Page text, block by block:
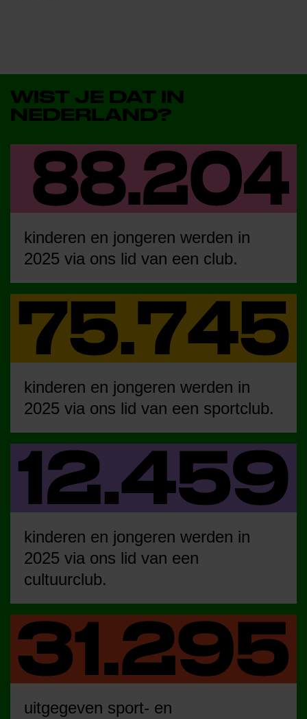
WIST JE DAT IN
NEDERLAND?
kinderen en jongeren werden in
2025 via ons lid van een club.
kinderen en jongeren werden in
2025 via ons lid van een sportclub.
kinderen en jongeren werden in
2025 via ons lid van een
cultuurclub.
uitgegeven sport- en